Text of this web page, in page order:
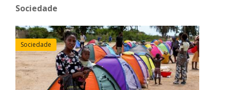
Sociedade
Sociedade